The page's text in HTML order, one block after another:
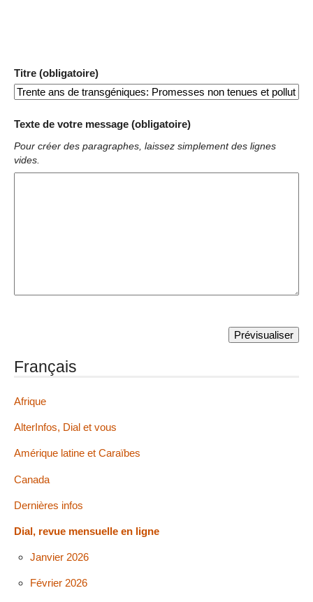
Titre (obligatoire)
Texte de votre message (obligatoire)
Pour créer des paragraphes, laissez simplement des lignes
vides.
Français
Afrique
AlterInfos, Dial et vous
Amérique latine et Caraïbes
Canada
Dernières infos
Dial, revue mensuelle en ligne
Janvier 2026
Février 2026